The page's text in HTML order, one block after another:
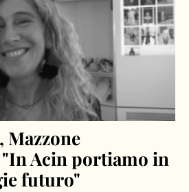
Mazzone
Acin portiamo in
futuro"